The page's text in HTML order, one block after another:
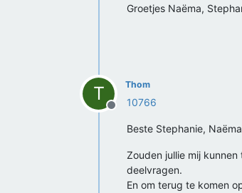
Groetjes Naëma,
T
Offline
Thom
10766
Beste Stephanie,
Zouden jullie mij
deelvragen.
En om terug te komen